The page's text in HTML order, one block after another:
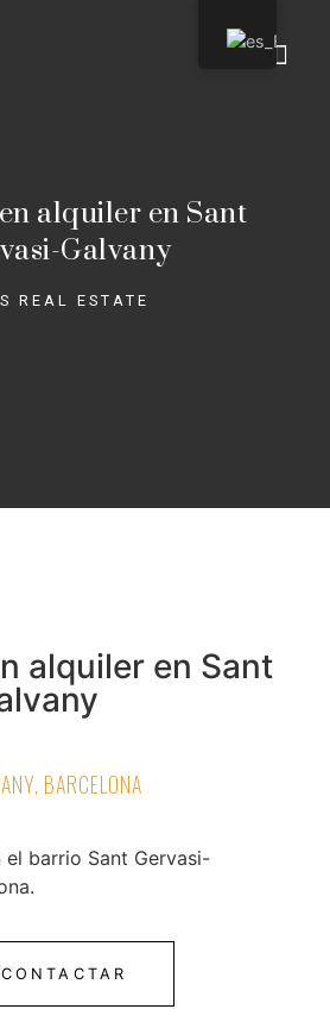
alquiler en Sant
Galvany
REAL ESTATE
alquiler en Sant
BARCELONA
el barrio Sant Gervasi-
CONTACTAR